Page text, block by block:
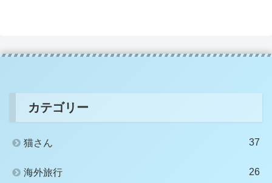
カテゴリー
猫さん 37
海外旅行 26